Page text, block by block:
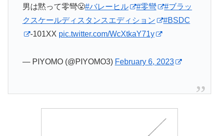
男は黙って零彎😤#バレーヒル #零彎
#ブラッ
クスケールディスタンスエディション
#BSDC
-101XX pic.twitter.com/WcXtkaY71y
— PIYOMO (@PIYOMO3) February 6, 2023